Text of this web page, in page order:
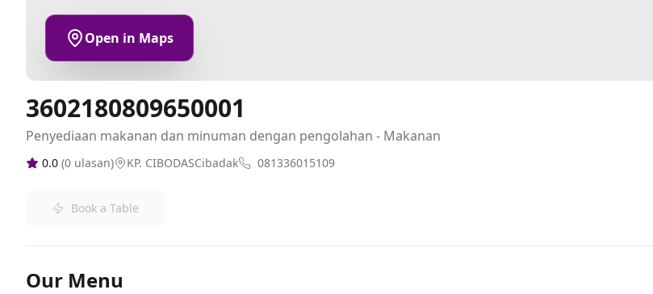
Open in Maps
3602180809650001
Penyediaan makanan dan minuman dengan pengolahan - Makanan
0.0 (0 ulasan) KP. CIBODASCibadak 081336015109
Book a Table
Our Menu